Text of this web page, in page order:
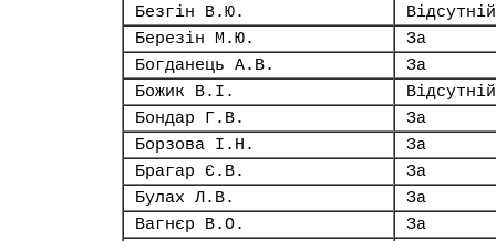
Безгін В.Ю.
Відсутній
Березін М.Ю.
За
Богданець А.В.
За
Божик В.І.
Відсутній
Бондар Г.В.
За
Борзова І.Н.
За
Брагар Є.В.
За
Булах Л.В.
За
Вагнєр В.О.
За